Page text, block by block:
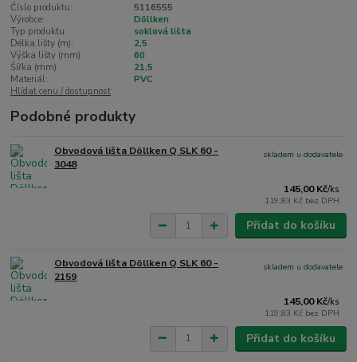
Číslo produktu:
5116555
Výrobce:
Döllken
Typ produktu:
soklová lišta
Délka lišty (m):
2,5
Výška lišty (mm):
60
Šířka (mm):
21,5
Materiál:
PVC
Hlídat cenu / dostupnost
Podobné produkty
Obvodová lišta Döllken Q SLK 60 -
3048
145,00 Kč/ks
119,83 Kč bez DPH
skladem u dodavatele
Přidat do košíku
Obvodová lišta Döllken Q SLK 60 -
2159
145,00 Kč/ks
119,83 Kč bez DPH
skladem u dodavatele
Přidat do košíku